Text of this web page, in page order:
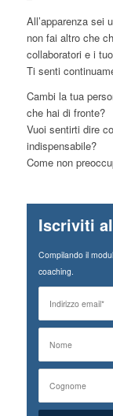
All’apparenza sei
non fai altro che
collaboratori e i
Ti senti
Cambi la tua
che hai di fronte?
Vuoi sentirti dire
indispensabile?
Come non
Iscriviti
Compilando il
coaching.